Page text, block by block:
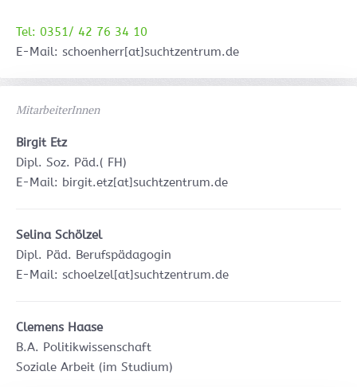
Tel: 0351/ 42 76 34 10
E-Mail: schoenherr[at]suchtzentrum.de
MitarbeiterInnen
Birgit Etz
Dipl. Soz. Päd.( FH)
E-Mail: birgit.etz[at]suchtzentrum.de
Selina Schölzel
Dipl. Päd. Berufspädagogin
E-Mail: schoelzel[at]suchtzentrum.de
Clemens Haase
B.A. Politikwissenschaft
Soziale Arbeit (im Studium)